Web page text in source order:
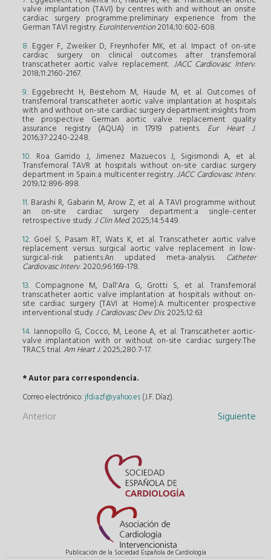
valve implantation (TAVI) by centres with and without an onsite
cardiac surgery programme:preliminary experience from the
German TAVI registry.EuroIntervention2014;10:602-608.
8. Egger F, Zweiker D, Freynhofer MK, et al. Impact of on-site
cardiac surgery on clinical outcomes after transfemoral
transcatheter aortic valve replacement. JACC Cardiovasc Interv.
2018;11:2160-2167.
9. Eggebrecht H, Bestehorn M, Haude M, et al. Outcomes of
transfemoral transcatheter aortic valve implantation at hospitals
with and without on-site cardiac surgery department:insights from
the prospective German aortic valve replacement quality
assurance registry (AQUA) in 17919 patients. Eur Heart J.
2016;37:2240-2248.
10. Roa Garrido J, Jimenez Mazuecos J, Sigismondi A, et al.
Transfemoral TAVR at hospitals without on-site cardiac surgery
department in Spain:a multicenter registry.JACC Cardiovasc Interv.
2019;12:896-898.
11. Barashi R, Gabarin M, Arow Z, et al. A TAVI programme without
an on-site cardiac surgery department:a single-center
retrospective study.J Clin Med. 2025;14:5449.
12. Goel S, Pasam RT, Wats K, et al. Transcatheter aortic valve
replacement versus surgical aortic valve replacement in low-
surgical-risk patients:An updated meta-analysis. Catheter
Cardiovasc Interv. 2020;96:169-178.
13. Compagnone M, Dall'Ara G, Grotti S, et al. Transfemoral
transcatheter aortic valve implantation at hospitals without on-
site cardiac surgery (TAVI at Home):A multicenter prospective
interventional study.J Cardiovasc Dev Dis. 2025;12:63.
14. Iannopollo G, Cocco, M, Leone A, et al. Transcatheter aortic-
valve implantation with or without on-site cardiac surgery:The
TRACS trial.Am Heart J. 2025;280:7-17.
* Autor para correspondencia.
Correo electrónico: jfdiazf@yahoo.es(J.F. Díaz).
Anterior Siguiente
Publicación de la Sociedad Española de Cardiología